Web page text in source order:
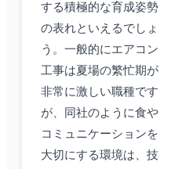
する積極的な育成姿勢
の表れといえるでしょ
う。一般的にエアコン
工事は夏場の繁忙期が
非常に激しい職種です
が、同社のように食や
コミュニケーションを
大切にする環境は、技